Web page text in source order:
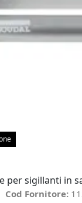
per sigillanti in
Cod Fornitore: